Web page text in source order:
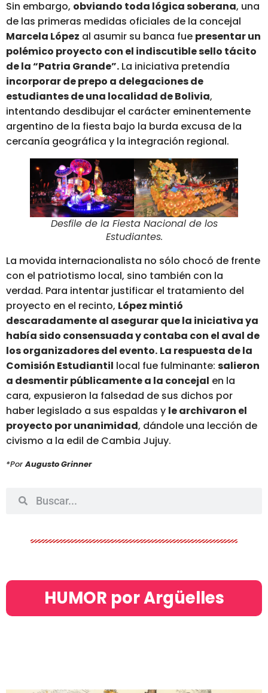
Sin embargo, obviando toda lógica soberana, una
de las primeras medidas oficiales de la concejal
Marcela López al asumir su banca fue presentar un
polémico proyecto con el indiscutible sello tácito
de la “Patria Grande”. La iniciativa pretendía
incorporar de prepo a delegaciones de
estudiantes de una localidad de Bolivia,
intentando desdibujar el carácter eminentemente
argentino de la fiesta bajo la burda excusa de la
cercanía geográfica y la integración regional.
Desfile de la Fiesta Nacional de los
Estudiantes.
La movida internacionalista no sólo chocó de frente
con el patriotismo local, sino también con la
verdad. Para intentar justificar el tratamiento del
proyecto en el recinto, López mintió
descaradamente al asegurar que la iniciativa ya
había sido consensuada y contaba con el aval de
los organizadores del evento. La respuesta de la
Comisión Estudiantil local fue fulminante: salieron
a desmentir públicamente a la concejal en la
cara, expusieron la falsedad de sus dichos por
haber legislado a sus espaldas y le archivaron el
proyecto por unanimidad, dándole una lección de
civismo a la edil de Cambia Jujuy.
*PorAugusto Grinner
HUMOR por Argüelles